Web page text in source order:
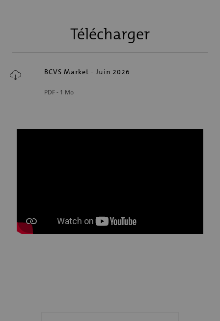
Télécharger
BCVS Market - Juin 2026
PDF - 1 Mo